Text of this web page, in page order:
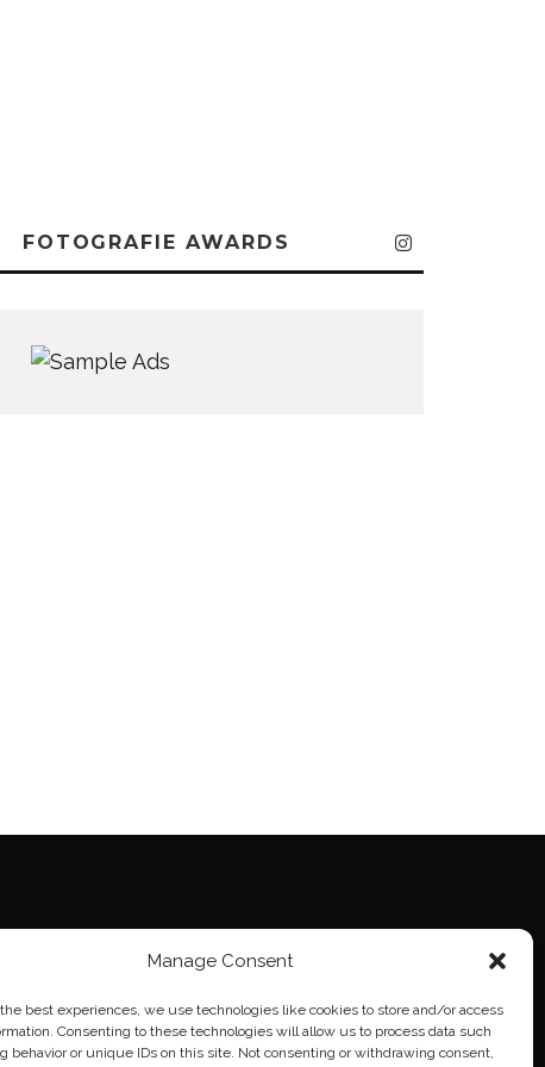
Manage Consent
best experiences, we use technologies like cookies to store and/or access
Consenting to these technologies will allow us to process data such
behavior or unique IDs on this site. Not consenting or withdrawing consent,
FOTOGRAFIE AWARDS
Policy (EU)